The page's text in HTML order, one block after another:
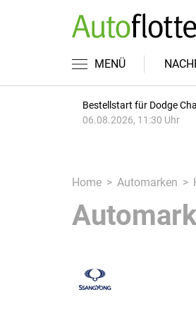
MENÜ
Bestellstart für Dodge
06.08.2026, 11:30 Uhr
Home Automarken